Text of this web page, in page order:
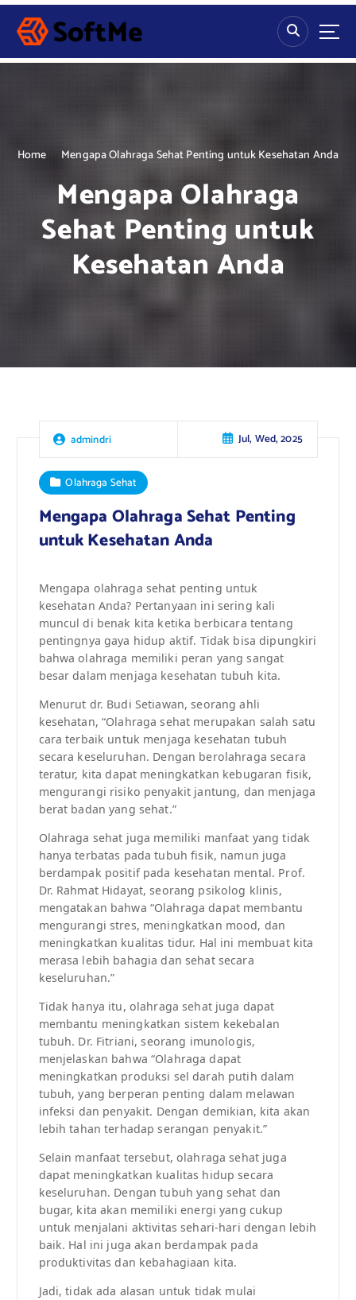
S
p
Home Mengapa Olahraga Sehat Penting untuk Kesehatan Anda
Mengapa Olahraga
Sehat Penting untuk
Kesehatan Anda
admindri Jul, Wed, 2025
Olahraga Sehat
Mengapa Olahraga Sehat Penting
untuk Kesehatan Anda
Mengapa olahraga sehat penting untuk
kesehatan Anda? Pertanyaan ini sering kali
muncul di benak kita ketika berbicara tentang
pentingnya gaya hidup aktif. Tidak bisa dipungkiri
bahwa olahraga memiliki peran yang sangat
besar dalam menjaga kesehatan tubuh kita.
Menurut dr. Budi Setiawan, seorang ahli
kesehatan, “Olahraga sehat merupakan salah satu
cara terbaik untuk menjaga kesehatan tubuh
secara keseluruhan. Dengan berolahraga secara
teratur, kita dapat meningkatkan kebugaran fisik,
mengurangi risiko penyakit jantung, dan menjaga
berat badan yang sehat.”
Olahraga sehat juga memiliki manfaat yang tidak
hanya terbatas pada tubuh fisik, namun juga
berdampak positif pada kesehatan mental. Prof.
Dr. Rahmat Hidayat, seorang psikolog klinis,
mengatakan bahwa “Olahraga dapat membantu
mengurangi stres, meningkatkan mood, dan
meningkatkan kualitas tidur. Hal ini membuat kita
merasa lebih bahagia dan sehat secara
keseluruhan.”
Tidak hanya itu, olahraga sehat juga dapat
membantu meningkatkan sistem kekebalan
tubuh. Dr. Fitriani, seorang imunologis,
menjelaskan bahwa “Olahraga dapat
meningkatkan produksi sel darah putih dalam
tubuh, yang berperan penting dalam melawan
infeksi dan penyakit. Dengan demikian, kita akan
lebih tahan terhadap serangan penyakit.”
Selain manfaat tersebut, olahraga sehat juga
dapat meningkatkan kualitas hidup secara
keseluruhan. Dengan tubuh yang sehat dan
bugar, kita akan memiliki energi yang cukup
untuk menjalani aktivitas sehari-hari dengan lebih
baik. Hal ini juga akan berdampak pada
produktivitas dan kebahagiaan kita.
Jadi, tidak ada alasan untuk tidak mulai